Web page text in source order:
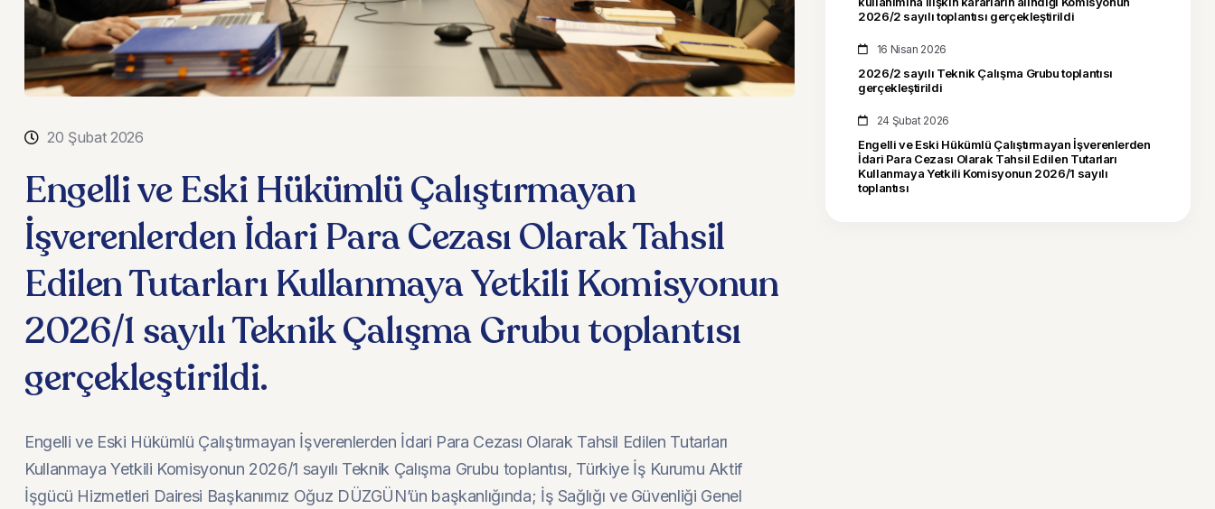
20 Şubat 2026
Engelli ve Eski Hükümlü Çalıştırmayan
İşverenlerden İdari Para Cezası Olarak Tahsil
Edilen Tutarları Kullanmaya Yetkili Komisyonun
2026/1 sayılı Teknik Çalışma Grubu toplantısı
gerçekleştirildi.
Engelli ve Eski Hükümlü Çalıştırmayan İşverenlerden İdari Para Cezası Olarak Tahsil Edilen Tutarları
Kullanmaya Yetkili Komisyonun 2026/1 sayılı Teknik Çalışma Grubu toplantısı, Türkiye İş Kurumu Aktif
İşgücü Hizmetleri Dairesi Başkanımız Oğuz DÜZGÜN’ün başkanlığında; İş Sağlığı ve Güvenliği Genel
2026/2 sayılı toplantısı gerçekleştirildi
16 Nisan 2026
2026/2 sayılı Teknik Çalışma Grubu toplantısı
gerçekleştirildi
24 Şubat 2026
Engelli ve Eski Hükümlü Çalıştırmayan İşverenlerden
İdari Para Cezası Olarak Tahsil Edilen Tutarları
Kullanmaya Yetkili Komisyonun 2026/1 sayılı
toplantısı